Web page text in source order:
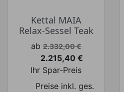
Kettal MAIA
Relax-Sessel Teak
Verkaufspreis
ab 2.332,00 €
Preis
2.215,40 €
Ihr Spar-Preis
Preise inkl. ges.